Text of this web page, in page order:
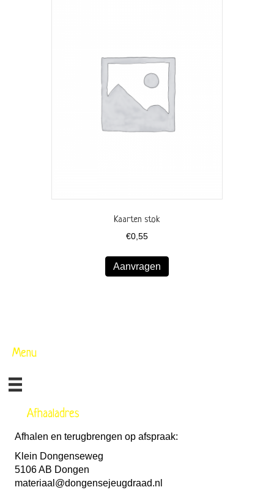
Kaarten stok
€0,55
Aanvragen
Menu
Afhaaladres
Afhalen en terugbrengen op afspraak:
Klein Dongenseweg
5106 AB Dongen
materiaal@dongensejeugdraad.nl